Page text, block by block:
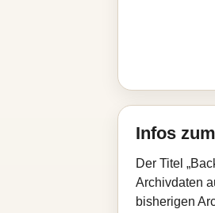
Infos
Der Titel
Archivdaten
bisherigen